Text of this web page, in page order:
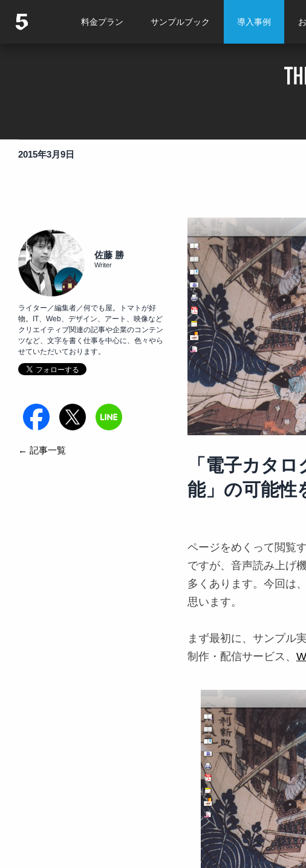
料金プラン サンプルブック 導入事例
2015年3月9日
「電子カタ
能」の可能性
ページをめくって閲覧
ですが、音声読み上げ
多くあります。今回は
思います。
まず最初に、サンプル
制作・配信サービス、
佐藤 勝
Writer
ライター／編集者／何でも屋。トマトが好
物。IT、Web、デザイン、アート、映像など
クリエイティブ関連の記事や企業のコンテン
ツなど、文字を書く仕事を中心に、色々やら
せていただいております。
← 記事一覧